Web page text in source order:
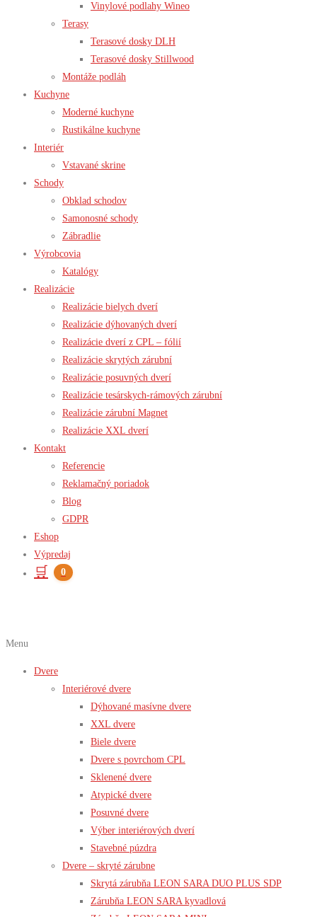
Vinylové podlahy Wineo
Terasy
Terasové dosky DLH
Terasové dosky Stillwood
Montáže podláh
Kuchyne
Moderné kuchyne
Rustikálne kuchyne
Interiér
Vstavané skrine
Schody
Obklad schodov
Samonosné schody
Zábradlie
Výrobcovia
Katalógy
Realizácie
Realizácie bielych dverí
Realizácie dýhovaných dverí
Realizácie dverí z CPL – fólií
Realizácie skrytých zárubní
Realizácie posuvných dverí
Realizácie tesárskych-rámových zárubní
Realizácie zárubní Magnet
Realizácie XXL dverí
Kontakt
Referencie
Reklamačný poriadok
Blog
GDPR
Eshop
Výpredaj
🛒 0
Menu
Dvere
Interiérové dvere
Dýhované masívne dvere
XXL dvere
Biele dvere
Dvere s povrchom CPL
Sklenené dvere
Atypické dvere
Posuvné dvere
Výber interiérových dverí
Stavebné púzdra
Dvere – skryté zárubne
Skrytá zárubňa LEON SARA DUO PLUS SDP
Zárubňa LEON SARA kyvadlová